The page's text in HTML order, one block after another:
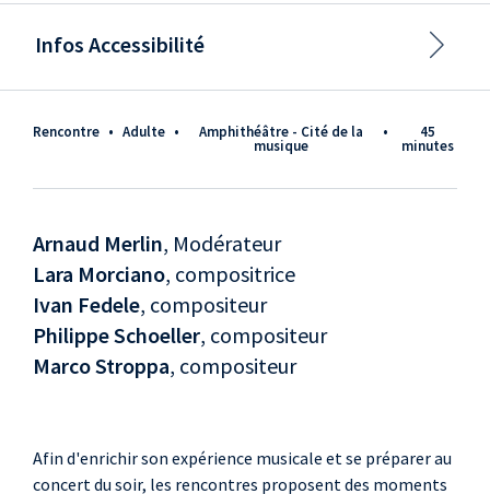
Rencontre • adulte • Amphithéâtre - Cité de la
musique
• 45
minutes
Arnaud Merlin, Modérateur
Lara Morciano, compositrice
Ivan Fedele, compositeur
Philippe Schoeller, compositeur
Marco Stroppa, compositeur
Afin d'enrichir son expérience musicale et se préparer au
concert du soir, les rencontres proposent des moments
Infos Accessibilité